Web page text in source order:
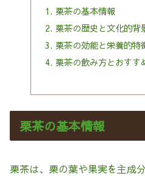
栗茶の基本情報
栗茶の歴史と文化的背
栗茶の効能と栄養的特
栗茶の飲み方とおすす
栗茶の基本情報
栗茶は、栗の葉や果実を主成